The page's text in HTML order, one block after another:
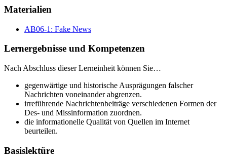
Materialien
AB06-1: Fake News
Lernergebnisse und Kompetenzen
Nach Abschluss dieser Lerneinheit können Sie…
gegenwärtige und historische Ausprägungen falscher
Nachrichten voneinander abgrenzen.
irreführende Nachrichtenbeiträge verschiedenen Formen der
Des- und Missinformation zuordnen.
die informationelle Qualität von Quellen im Internet
beurteilen.
Basislektüre